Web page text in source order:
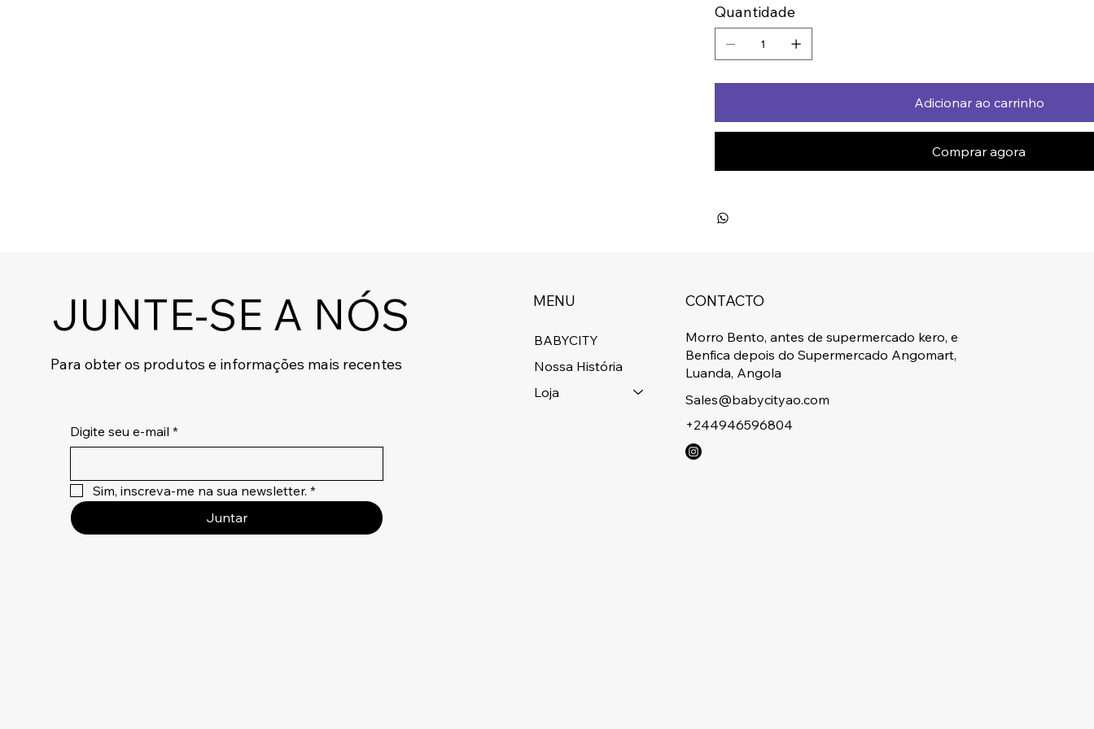
Quantidade
Adicionar ao carrinho
Comprar agora
JUNTE-SE A NÓS
Para obter os produtos e informações mais recentes
Digite seu e-mail *
Sim, inscreva-me na sua newsletter. *
Juntar
MENU
BABYCITY
Nossa História
Loja
CONTACTO
Morro Bento, antes de supermercado kero, e
Benfica depois do Supermercado Angomart,
Luanda, Angola
Sales@babycityao.com
+244946596804